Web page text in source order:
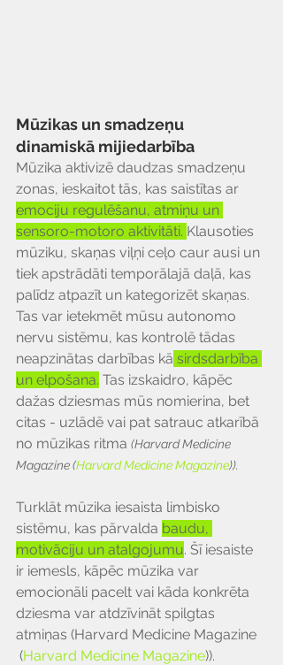
Mūzikas un smadzeņu
dinamiskā mijiedarbība
Mūzika aktivizē daudzas smadzeņu
zonas, ieskaitot tās, kas saistītas ar
emociju regulēšanu, atmiņu un
sensoro-motoro aktivitāti. Klausoties
mūziku, skaņas viļņi ceļo caur ausi un
tiek apstrādāti temporālajā daļā, kas
palīdz atpazīt un kategorizēt skaņas.
Tas var ietekmēt mūsu autonomo
nervu sistēmu, kas kontrolē tādas
neapzinātas darbības kā sirdsdarbība
un elpošana. Tas izskaidro, kāpēc
dažas dziesmas mūs nomierina, bet
citas - uzlādē vai pat satrauc atkarībā
no mūzikas ritma (Harvard Medicine
Magazine​ (Harvard Medicine Magazine)​).
Turklāt mūzika iesaista limbisko
sistēmu, kas pārvalda baudu,
motivāciju un atalgojumu. Šī iesaiste
ir iemesls, kāpēc mūzika var
emocionāli pacelt vai kāda konkrēta
dziesma var atdzīvināt spilgtas
atmiņas (Harvard Medicine Magazine​
(Harvard Medicine Magazine)​).